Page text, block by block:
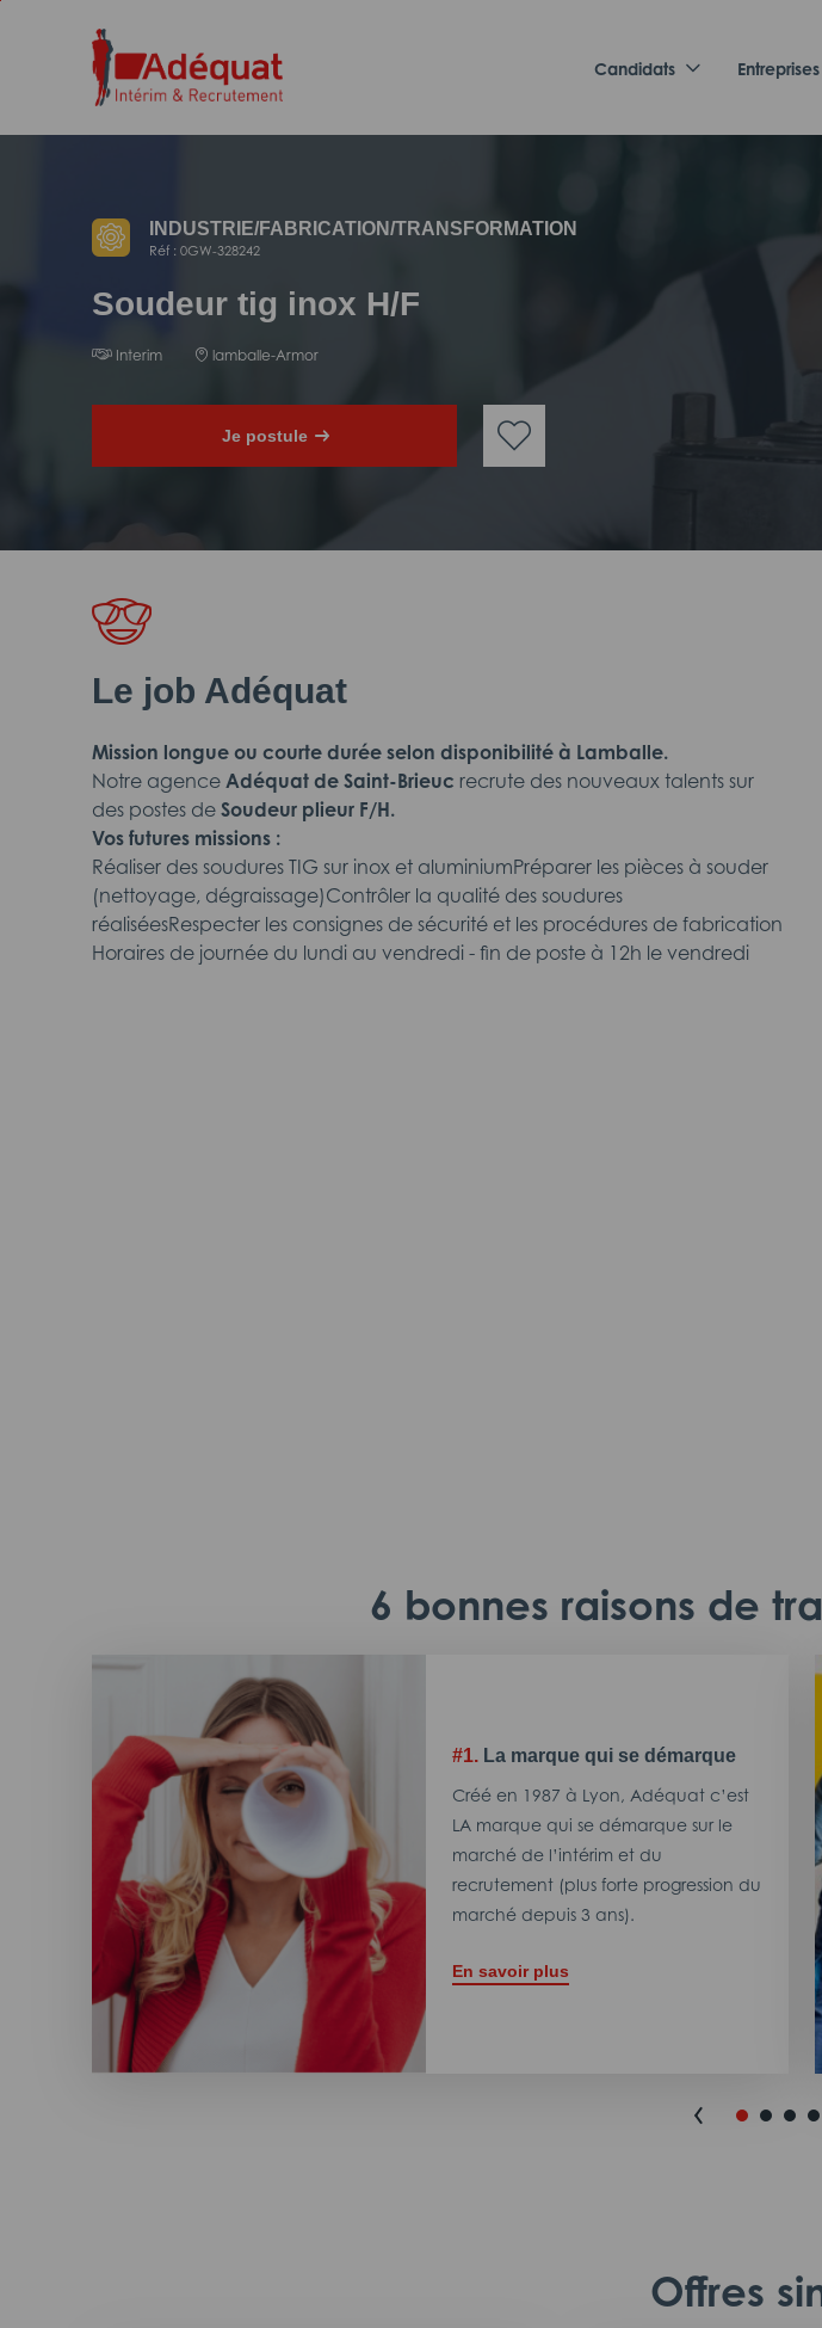
navigation
Candidats Entreprises
INDUSTRIE/FABRICATION/TRANSFORMATION
Réf : 0GW-328242
Soudeur tig inox H/F
Interim lamballe-Armor
Je postule
Le job Adéquat
Mission longue ou courte durée selon disponibilité à Lamballe.
Notre agence Adéquat de Saint-Brieuc recrute des nouveaux talents sur
des postes de Soudeur plieur F/H.
Vos futures missions :
Réaliser des soudures TIG sur inox et aluminiumPréparer les pièces à souder
(nettoyage, dégraissage)Contrôler la qualité des soudures
réaliséesRespecter les consignes de sécurité et les procédures de fabrication
Horaires de journée du lundi au vendredi - fin de poste à 12h le vendredi
6 bonnes raisons de
#1. La marque qui se démarque
Créé en 1987 à Lyon, Adéquat c’est
LA marque qui se démarque sur le
marché de l’intérim et du
recrutement (plus forte progression du
marché depuis 3 ans).
En savoir plus
Offres